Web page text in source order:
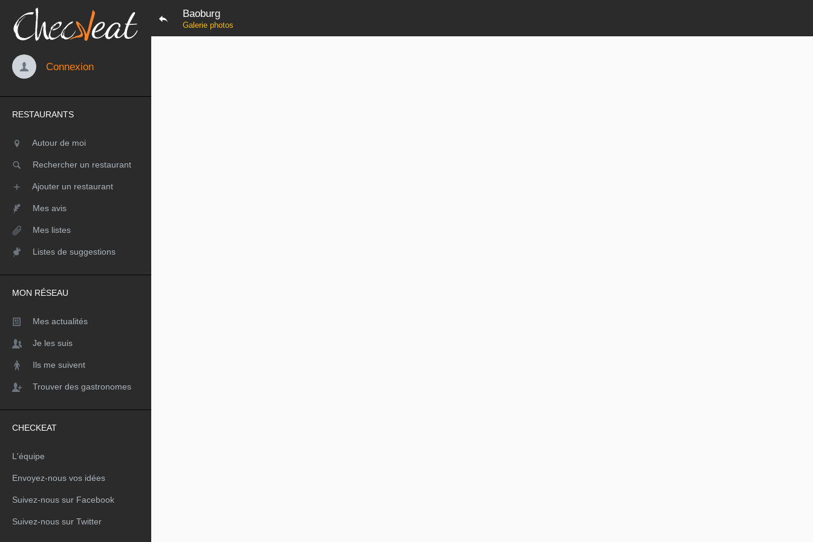
Baoburg
Galerie photos
Connexion
RESTAURANTS
Autour de moi
Rechercher un restaurant
Ajouter un restaurant
Mes avis
Mes listes
Listes de suggestions
MON RÉSEAU
Mes actualités
Je les suis
Ils me suivent
Trouver des gastronomes
CHECKEAT
L'équipe
Envoyez-nous vos idées
Suivez-nous sur Facebook
Suivez-nous sur Twitter